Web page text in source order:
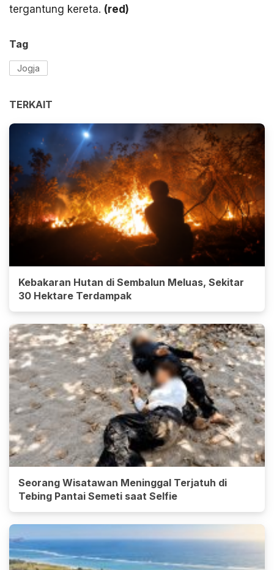
tergantung kereta. (red)
Tag
Jogja
TERKAIT
Kebakaran Hutan di Sembalun Meluas, Sekitar
30 Hektare Terdampak
Seorang Wisatawan Meninggal Terjatuh di
Tebing Pantai Semeti saat Selfie